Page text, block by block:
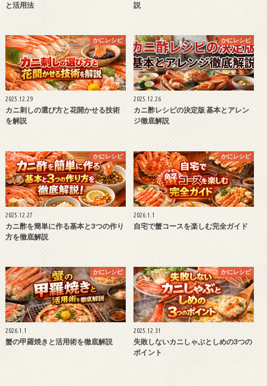
と活用法
説
かにレシピ
2025.12.29
カニ刺しの選び方と花開かせる技術
を解説
かにレシピ
2025.12.26
カニ酢レシピの決定版 基本とアレン
ジ徹底解説
かにレシピ
2025.12.27
カニ酢を簡単に作る基本と3つの作り
方を徹底解説
かにレシピ
2026.1.1
自宅で蟹コースを楽しむ完全ガイド
かにレシピ
2026.1.1
蟹の甲羅焼きと活用術を徹底解説
かにレシピ
2025.12.31
失敗しないカニしゃぶとしめの3つの
ポイント